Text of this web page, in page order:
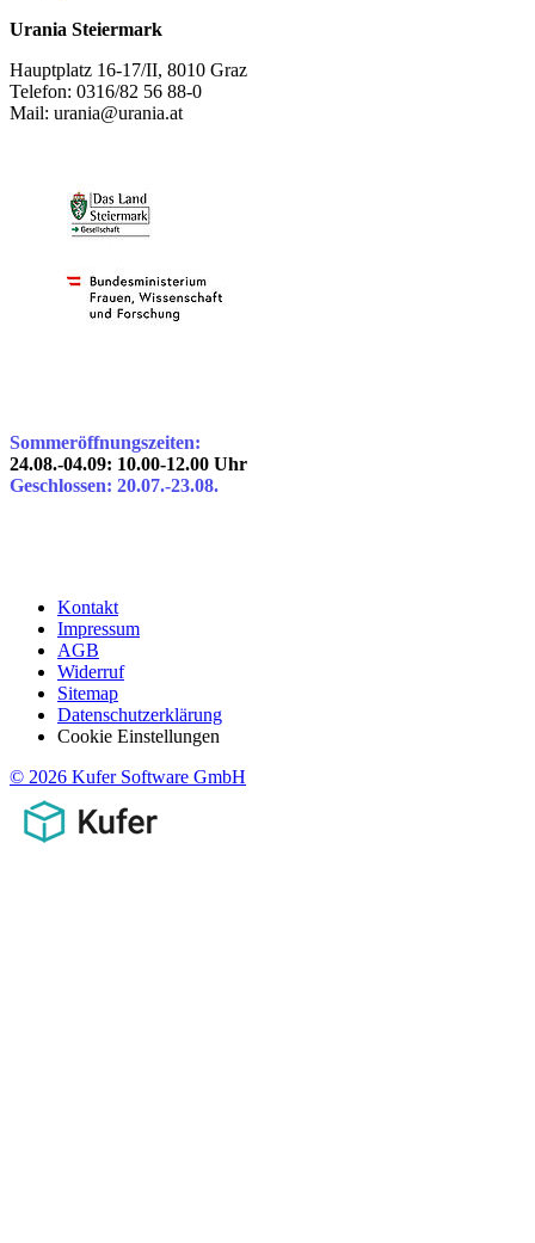
Urania Steiermark
Hauptplatz 16-17/II, 8010 Graz
Telefon: 0316/82 56 88-0
Mail: urania@urania.at
Sommeröffnungszeiten:
24.08.-04.09: 10.00-12.00 Uhr
Geschlossen: 20.07.-23.08.
Kontakt
Impressum
AGB
Widerruf
Sitemap
Datenschutzerklärung
Cookie Einstellungen
© 2026 Kufer Software GmbH